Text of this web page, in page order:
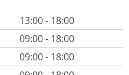
13:00 - 18:00
09:00 - 18:00
09:00 - 18:00